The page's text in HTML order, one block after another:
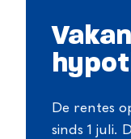
De rentes
sinds 1 juli.